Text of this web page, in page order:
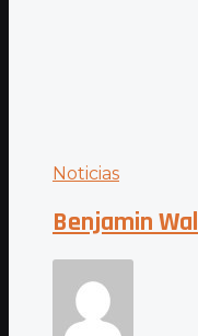
Noticias
Benjamin